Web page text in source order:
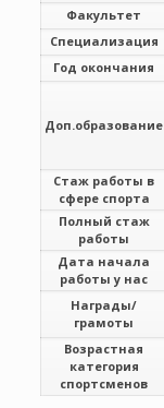
Факультет
Специализация
Год окончания
Доп.образование
Стаж работы в
сфере спорта
Полный стаж
работы
Дата начала
работы у нас
Награды/
грамоты
Возрастная
категория
спортсменов